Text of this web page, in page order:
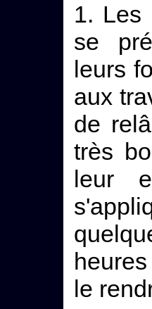
1. Les
se
leurs
aux
de
très
leur
le